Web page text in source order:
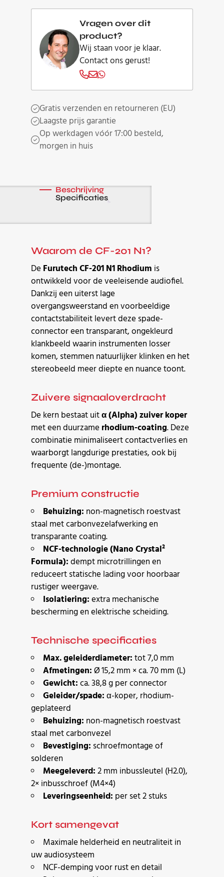
aantal
Vragen over dit
product?
Wij staan voor je klaar.
Contact ons gerust!
Gratis verzenden en retourneren (EU)
Laagste prijs garantie
Op werkdagen vóór 17:00 besteld,
morgen in huis
Beschrijving
Specificaties
Waarom de CF-201 N1?
De Furutech CF-201 N1 Rhodium is
ontwikkeld voor de veeleisende audiofiel.
Dankzij een uiterst lage
overgangsweerstand en voorbeeldige
contactstabiliteit levert deze spade-
connector een transparant, ongekleurd
klankbeeld waarin instrumenten losser
komen, stemmen natuurlijker klinken en het
stereobeeld meer diepte en nuance toont.
Zuivere signaaloverdracht
De kern bestaat uitα (Alpha) zuiver koper
met een duurzame rhodium-coating. Deze
combinatie minimaliseert contactverlies en
waarborgt langdurige prestaties, ook bij
frequente (de-)montage.
Premium constructie
Behuizing: non-magnetisch roestvast
staal met carbonvezelafwerking en
transparante coating.
NCF-technologie (Nano Crystal²
Formula):dempt microtrillingen en
reduceert statische lading voor hoorbaar
rustiger weergave.
Isolatiering:extra mechanische
bescherming en elektrische scheiding.
Technische specificaties
Max. geleiderdiameter:tot 7,0 mm
Afmetingen:Ø 15,2 mm × ca. 70 mm (L)
Gewicht:ca. 38,8 g per connector
Geleider/spade:α-koper, rhodium-
geplateerd
Behuizing: non-magnetisch roestvast
staal met carbonvezel
Bevestiging: schroefmontage of
solderen
Meegeleverd:2 mm inbussleutel (H2.0),
2× inbusschroef (M4×4)
Leveringseenheid: per set 2 stuks
Kort samengevat
Maximale helderheid en neutraliteit in
uw audiosysteem
NCF-demping voor rust en detail